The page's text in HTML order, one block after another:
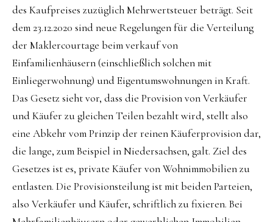
des Kaufpreises zuzüglich Mehrwertsteuer beträgt. Seit
dem 23.12.2020 sind neue Regelungen für die Verteilung
der Maklercourtage beim verkauf von
Einfamilienhäusern (einschließlich solchen mit
Einliegerwohnung) und Eigentumswohnungen in Kraft.
Das Gesetz sieht vor, dass die Provision von Verkäufer
und Käufer zu gleichen Teilen bezahlt wird, stellt also
eine Abkehr vom Prinzip der reinen Käuferprovision dar,
die lange, zum Beispiel in Niedersachsen, galt. Ziel des
Gesetzes ist es, private Käufer von Wohnimmobilien zu
entlasten. Die Provisionsteilung ist mit beiden Parteien,
also Verkäufer und Käufer, schriftlich zu fixieren. Bei